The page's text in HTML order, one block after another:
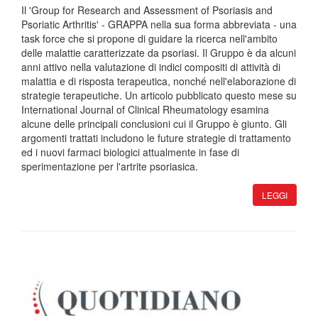
Il 'Group for Research and Assessment of Psoriasis and
Psoriatic Arthritis' - GRAPPA nella sua forma abbreviata - una
task force che si propone di guidare la ricerca nell'ambito
delle malattie caratterizzate da psoriasi. Il Gruppo è da alcuni
anni attivo nella valutazione di indici compositi di attività di
malattia e di risposta terapeutica, nonché nell'elaborazione di
strategie terapeutiche. Un articolo pubblicato questo mese su
International Journal of Clinical Rheumatology esamina
alcune delle principali conclusioni cui il Gruppo è giunto. Gli
argomenti trattati includono le future strategie di trattamento
ed i nuovi farmaci biologici attualmente in fase di
sperimentazione per l'artrite psoriasica.
LEGGI